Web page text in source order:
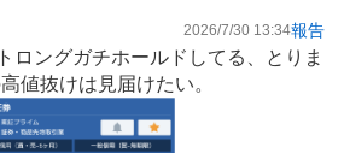
2026/7/30 13:34報告
ロングガチホールドしてる、とりま
値抜けは見届けたい。